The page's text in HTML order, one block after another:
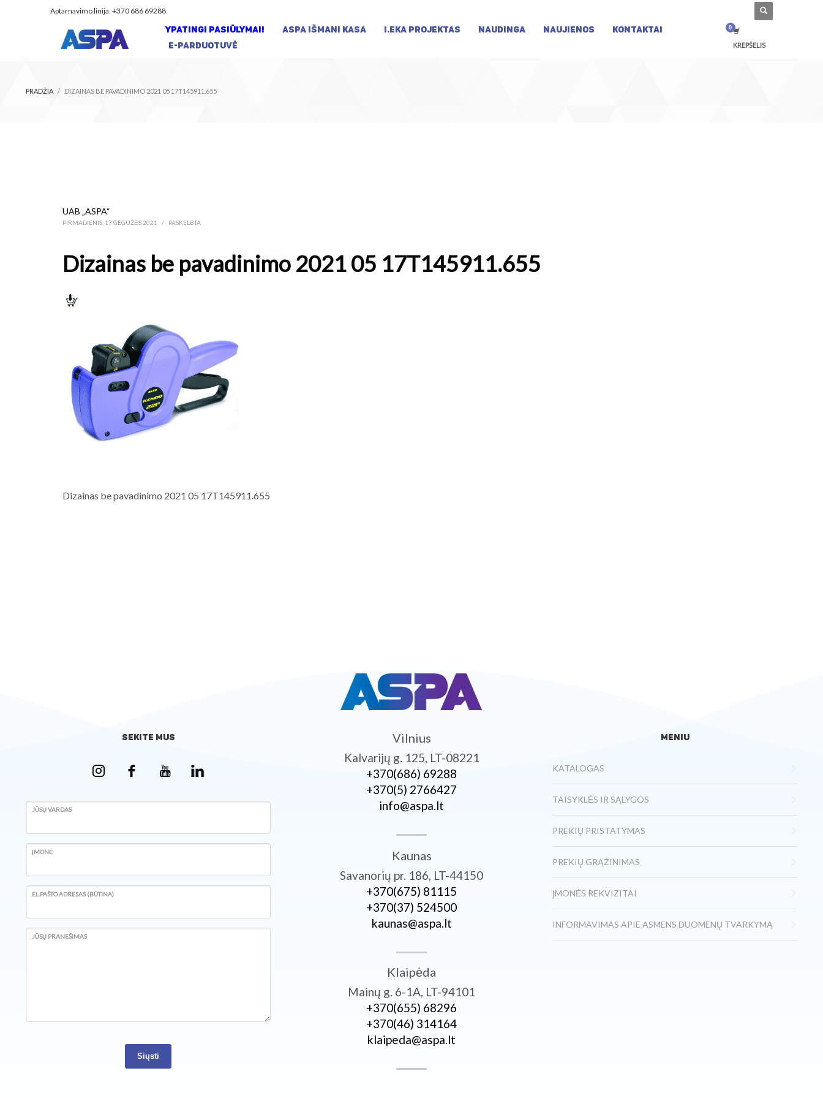
Aptarnavimo linija: +370 686 69288
YPATINGI PASIŪLYMAI! ASPA IŠMANI KASA I.EKA PROJEKTAS NAUDINGA NAUJIENOS
KONTAKTAI
E-PARDUOTUVĖ
KREPŠELIS
PRADŽIA DIZAINAS BE PAVADINIMO 2021 05 17T145911.655
UAB „ASPA“
PIRMADIENIS, 17 GEGUŽĖS 2021 / PASKELBTA
Dizainas be pavadinimo 2021 05 17T145911.655
Dizainas be pavadinimo 2021 05 17T145911.655
SEKITE MUS
JŪSŲ VARDAS
ĮMONĖ
EL.PAŠTO ADRESAS (BŪTINA)
JŪSŲ PRANEŠIMAS
Siųsti
Vilnius
Kalvarijų g. 125, LT-08221
+370­(686) 69288
+370­(5) 2766427
info@aspa.lt
Kaunas
Savanorių pr. 186, LT-44150
+370­(675) 81115
+370­(37) 524500
kaunas@aspa.lt
Klaipėda
Mainų g. 6-1A, LT-94101
+370­(655) 68296
+370­(46) 314164
klaipeda@aspa.lt
MENIU
KATALOGAS
TAISYKLĖS IR SĄLYGOS
PREKIŲ PRISTATYMAS
PREKIŲ GRĄŽINIMAS
ĮMONĖS REKVIZITAI
INFORMAVIMAS APIE ASMENS DUOMENŲ TVARKYMĄ